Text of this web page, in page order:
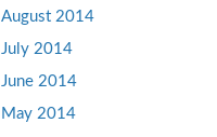
August 2014
July 2014
June 2014
May 2014